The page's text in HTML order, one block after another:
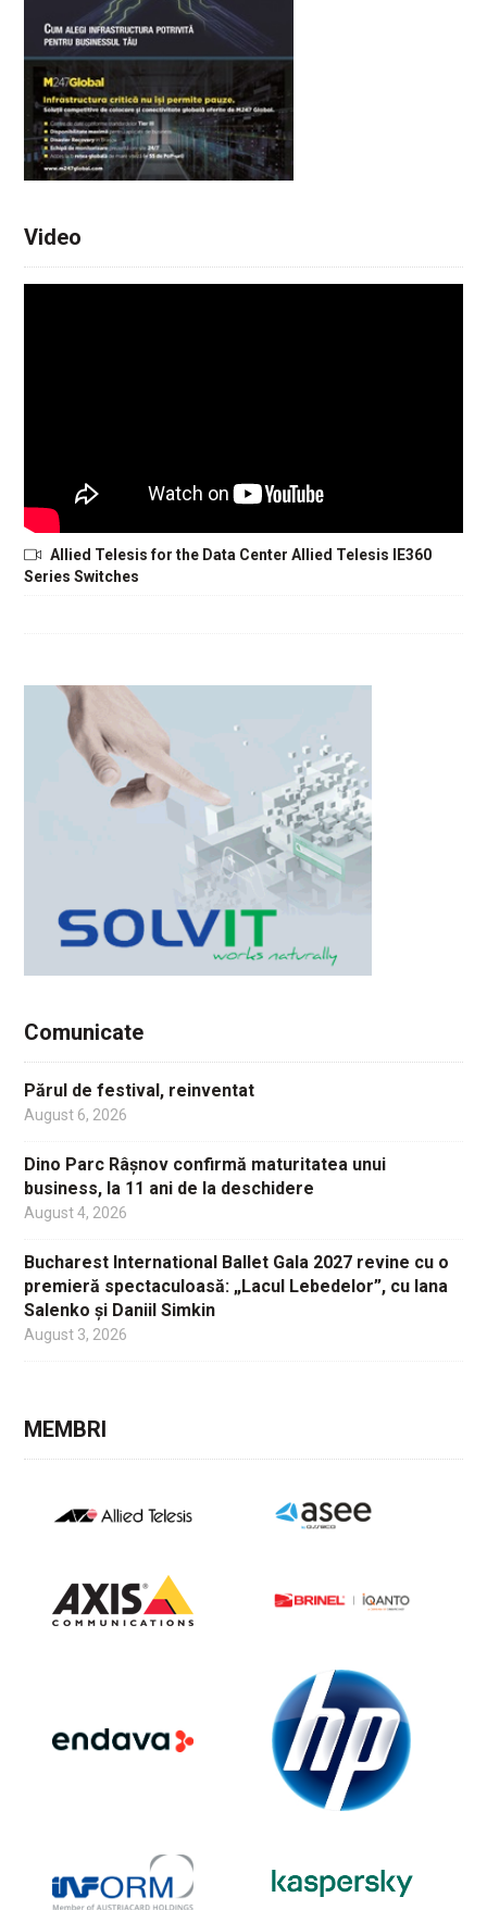
Video
Allied Telesis for the Data Center Allied Telesis IE360
Series Switches
Comunicate
Părul de festival, reinventat
August 6, 2026
Dino Parc Râșnov confirmă maturitatea unui
business, la 11 ani de la deschidere
August 4, 2026
Bucharest International Ballet Gala 2027 revine cu o
premieră spectaculoasă: „Lacul Lebedelor”, cu Iana
Salenko și Daniil Simkin
August 3, 2026
MEMBRI